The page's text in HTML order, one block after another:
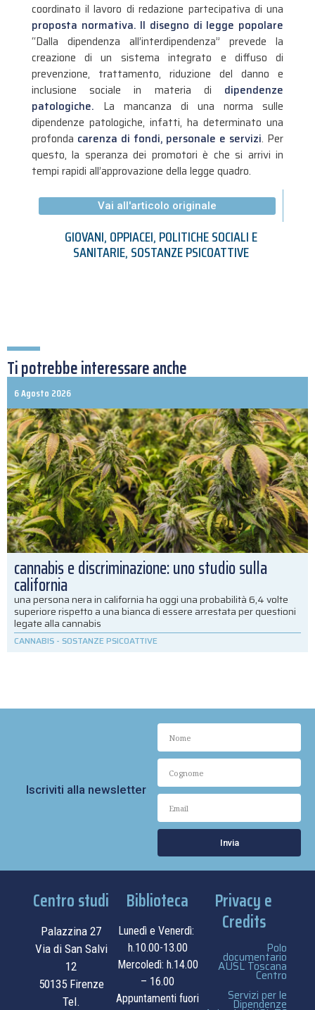
coordinato il lavoro di redazione partecipativa di una
proposta normativa. Il disegno di legge popolare
“Dalla dipendenza all’interdipendenza” prevede la
creazione di un sistema integrato e diffuso di
prevenzione, trattamento, riduzione del danno e
inclusione sociale in materia di dipendenze
patologiche. La mancanza di una norma sulle
dipendenze patologiche, infatti, ha determinato una
profonda carenza di fondi, personale e servizi. Per
questo, la speranza dei promotori è che si arrivi in
tempi rapidi all’approvazione della legge quadro.
Vai all'articolo originale
GIOVANI,OPPIACEI,POLITICHE SOCIALI E
SANITARIE,SOSTANZE PSICOATTIVE
Ti potrebbe interessare anche
6 Agosto 2026
cannabis e discriminazione: uno studio sulla
california
una persona nera in california ha oggi una probabilità 6,4 volte
superiore rispetto a una bianca di essere arrestata per questioni
legate alla cannabis
CANNABIS - SOSTANZE PSICOATTIVE
Iscriviti alla newsletter
Invia
Centro studi
Palazzina 27
Via di San Salvi
12
50135 Firenze
Tel.
Biblioteca
Lunedì e Venerdì:
h.10.00-13.00
Mercoledì: h.14.00
– 16.00
Appuntamenti fuori
Privacy e
Credits
Polo
documentario
AUSL Toscana
Centro
Servizi per le
Dipendenze